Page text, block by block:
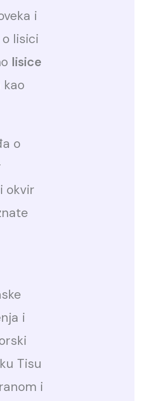
i
lisici
lisice
kao
o
okvir
i
Tisu
i